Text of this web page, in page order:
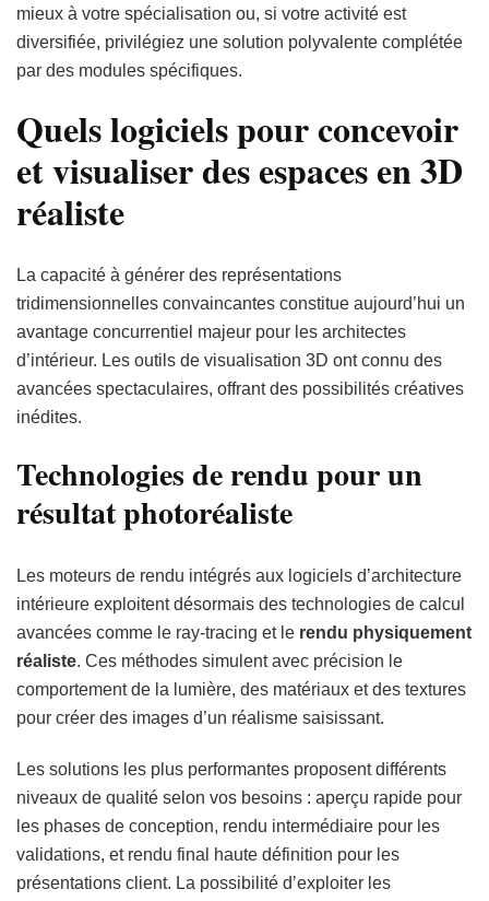
mieux à votre spécialisation ou, si votre activité est
diversifiée, privilégiez une solution polyvalente complétée
par des modules spécifiques.
Quels logiciels pour concevoir
et visualiser des espaces en 3D
réaliste
La capacité à générer des représentations
tridimensionnelles convaincantes constitue aujourd’hui un
avantage concurrentiel majeur pour les architectes
d’intérieur. Les outils de visualisation 3D ont connu des
avancées spectaculaires, offrant des possibilités créatives
inédites.
Technologies de rendu pour un
résultat photoréaliste
Les moteurs de rendu intégrés aux logiciels d’architecture
intérieure exploitent désormais des technologies de calcul
avancées comme le ray-tracing et le rendu physiquement
réaliste. Ces méthodes simulent avec précision le
comportement de la lumière, des matériaux et des textures
pour créer des images d’un réalisme saisissant.
Les solutions les plus performantes proposent différents
niveaux de qualité selon vos besoins : aperçu rapide pour
les phases de conception, rendu intermédiaire pour les
validations, et rendu final haute définition pour les
présentations client. La possibilité d’exploiter les